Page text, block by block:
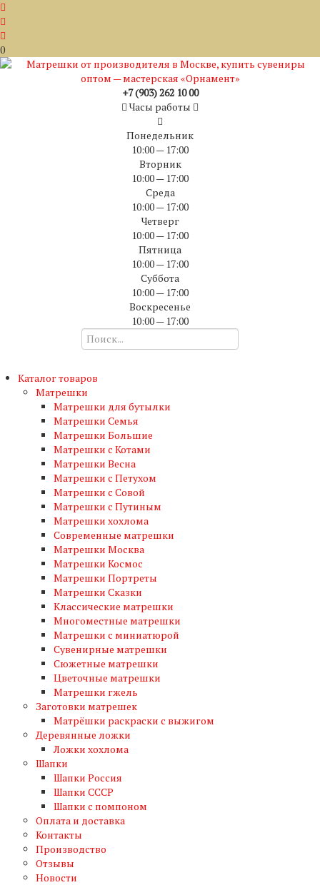
0
+7 (903) 262 10 00
Часы работы
Понедельник
10:00 — 17:00
Вторник
10:00 — 17:00
Среда
10:00 — 17:00
Четверг
10:00 — 17:00
Пятница
10:00 — 17:00
Суббота
10:00 — 17:00
Воскресенье
10:00 — 17:00
Каталог товаров
Матрешки
Матрешки для бутылки
Матрешки Семья
Матрешки Большие
Матрешки с Котами
Матрешки Весна
Матрешки с Петухом
Матрешки с Совой
Матрешки с Путиным
Матрешки хохлома
Современные матрешки
Матрешки Москва
Матрешки Космос
Матрешки Портреты
Матрешки Сказки
Классические матрешки
Многоместные матрешки
Матрешки с миниатюрой
Сувенирные матрешки
Сюжетные матрешки
Цветочные матрешки
Матрешки гжель
Заготовки матрешек
Матрёшки раскраски с выжигом
Деревянные ложки
Ложки хохлома
Шапки
Шапки Россия
Шапки СССР
Шапки с помпоном
Оплата и доставка
Контакты
Производство
Отзывы
Новости